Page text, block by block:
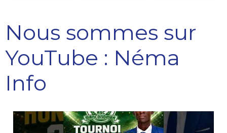
Nous sommes sur
YouTube : Néma
Info